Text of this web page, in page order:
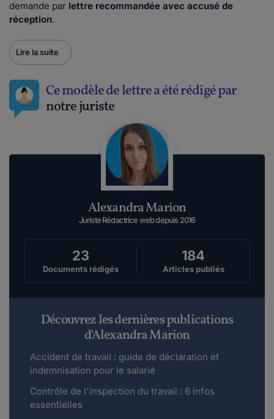
demande par lettre recommandée avec accusé de
réception.
Lire la suite
Ce modèle de lettre a été rédigé par
notre juriste
Alexandra Marion
Juriste Rédactrice web depuis 2016
23
Documents rédigés
184
Articles publiés
Découvrez les dernières publications
d'Alexandra Marion
Accident de travail : guide de déclaration et
indemnisation pour le salarié
Contrôle de l'inspection du travail : 6 infos
essentielles